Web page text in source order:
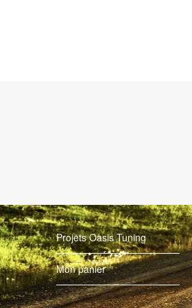
Projets Oasis Tuning
Mon panier